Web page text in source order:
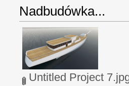
Nadbudówka...
Untitled Project